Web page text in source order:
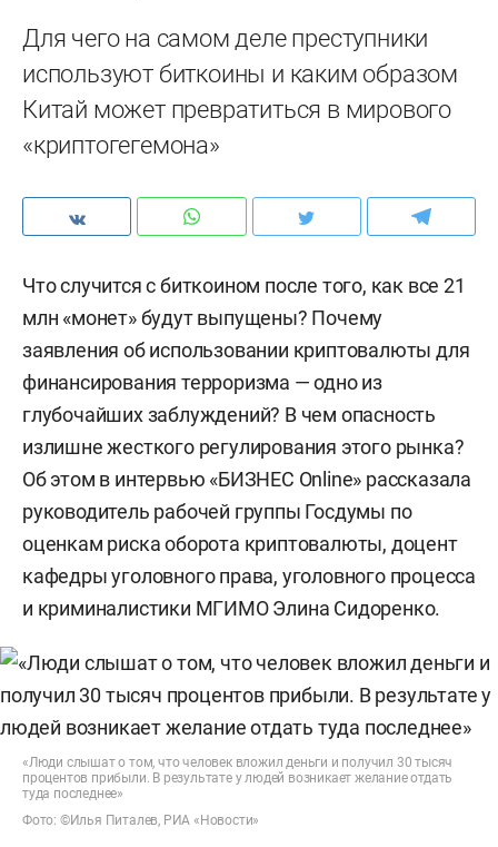
Для чего на самом деле преступники
используют биткоины и каким образом
Китай может превратиться в мирового
«криптогегемона»
Что случится с биткоином после того, как все 21
млн «монет» будут выпущены? Почему
заявления об использовании криптовалюты для
финансирования терроризма — одно из
глубочайших заблуждений? В чем опасность
излишне жесткого регулирования этого рынка?
Об этом в интервью «БИЗНЕС Online» рассказала
руководитель рабочей группы Госдумы по
оценкам риска оборота криптовалюты, доцент
кафедры уголовного права, уголовного процесса
и криминалистики МГИМО Элина Сидоренко.
«Люди слышат о том, что человек вложил деньги и получил 30 тысяч
процентов прибыли. В результате у людей возникает желание отдать
туда последнее»
Фото: ©Илья Питалев, РИА «Новости»